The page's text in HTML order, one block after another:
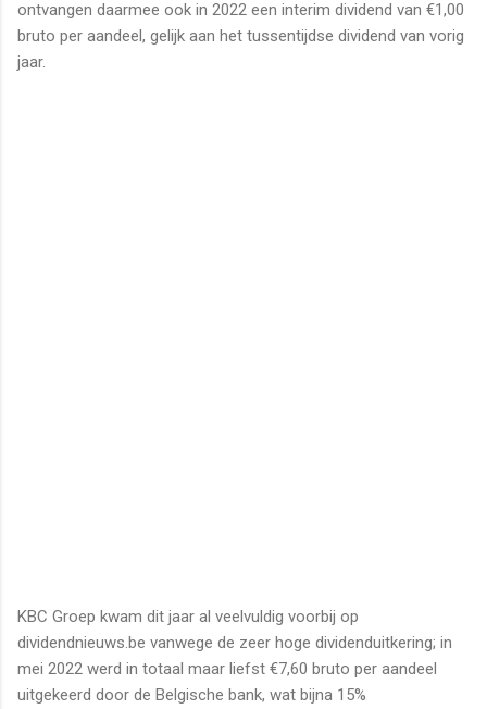
ontvangen daarmee ook in 2022 een interim dividend van €1,00
bruto per aandeel, gelijk aan het tussentijdse dividend van vorig
jaar.
KBC Groep kwam dit jaar al veelvuldig voorbij op
dividendnieuws.be vanwege de zeer hoge dividenduitkering; in
mei 2022 werd in totaal maar liefst €7,60 bruto per aandeel
uitgekeerd door de Belgische bank, wat bijna 15%